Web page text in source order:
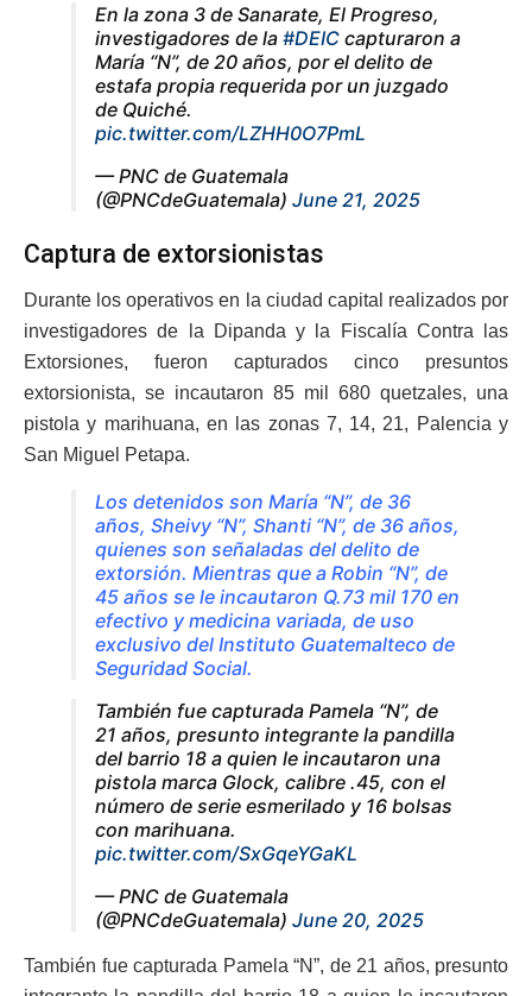
En la zona 3 de Sanarate, El Progreso,
investigadores de la #DEIC capturaron a
María “N”, de 20 años, por el delito de
estafa propia requerida por un juzgado
de Quiché.
pic.twitter.com/LZHH0O7PmL
— PNC de Guatemala
(@PNCdeGuatemala) June 21, 2025
Captura de extorsionistas
Durante los operativos en la ciudad capital realizados por
investigadores de la Dipanda y la Fiscalía Contra las
Extorsiones, fueron capturados cinco presuntos
extorsionista, se incautaron 85 mil 680 quetzales, una
pistola y marihuana, en las zonas 7, 14, 21, Palencia y
San Miguel Petapa.
Los detenidos son María “N”, de 36
años, Sheivy “N”, Shanti “N”, de 36 años,
quienes son señaladas del delito de
extorsión. Mientras que a Robin “N”, de
45 años se le incautaron Q.73 mil 170 en
efectivo y medicina variada, de uso
exclusivo del Instituto Guatemalteco de
Seguridad Social.
También fue capturada Pamela “N”, de
21 años, presunto integrante la pandilla
del barrio 18 a quien le incautaron una
pistola marca Glock, calibre .45, con el
número de serie esmerilado y 16 bolsas
con marihuana.
pic.twitter.com/SxGqeYGaKL
— PNC de Guatemala
(@PNCdeGuatemala) June 20, 2025
También fue capturada Pamela “N”, de 21 años, presunto